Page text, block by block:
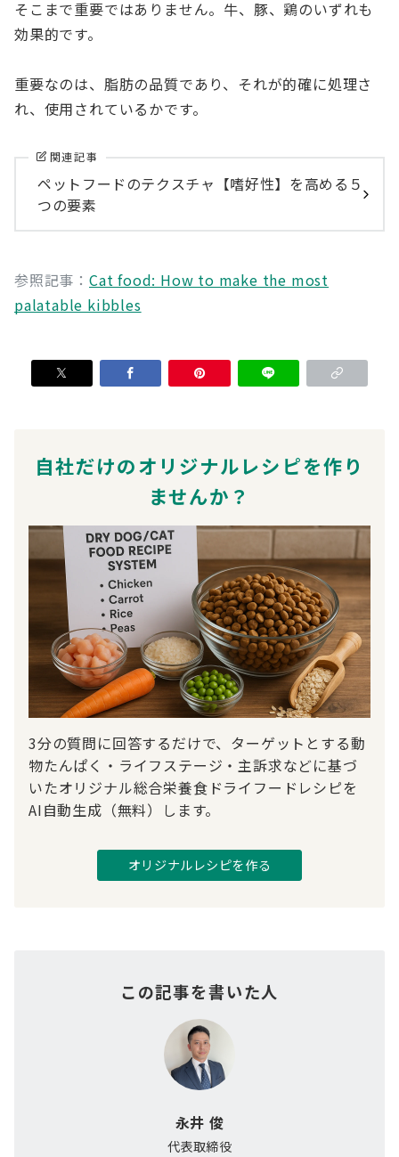
そこまで重要ではありません。牛、豚、鶏のいずれも
効果的です。
重要なのは、脂肪の品質であり、それが的確に処理さ
れ、使用されているかです。
関連記事
ペットフードのテクスチャ【嗜好性】を高める５
つの要素
参照記事： Cat food: How to make the most
palatable kibbles
自社だけのオリジナルレシピを作り
ませんか？
3分の質問に回答するだけで、ターゲットとする動
物たんぱく・ライフステージ・主訴求などに基づ
いたオリジナル総合栄養食ドライフードレシピを
AI自動生成（無料）します。
オリジナルレシピを作る
この記事を書いた人
永井 俊
代表取締役